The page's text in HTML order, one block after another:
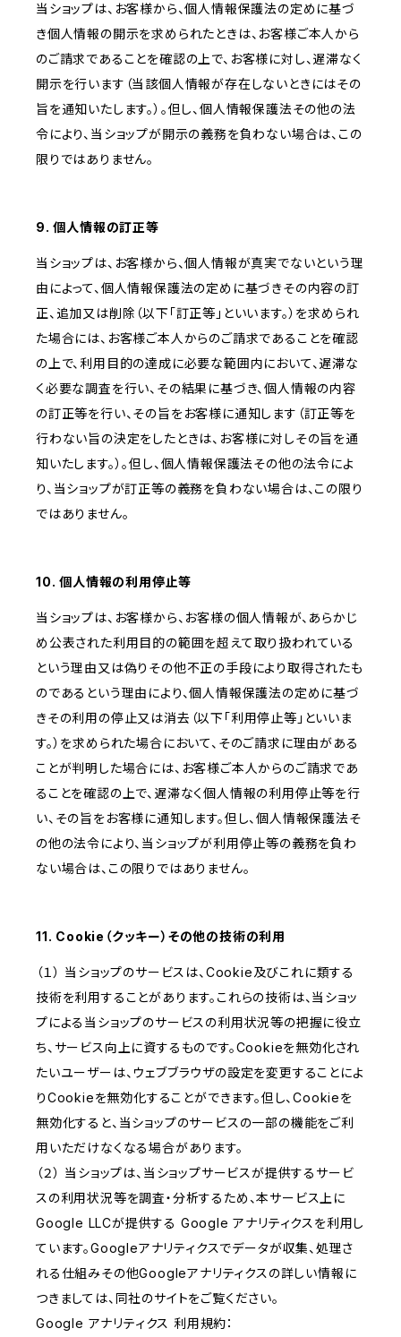
当ショップは、お客様から、個人情報保護法の定めに基づ
き個人情報の開示を求められたときは、お客様ご本人から
のご請求であることを確認の上で、お客様に対し、遅滞なく
開示を行います（当該個人情報が存在しないときにはその
旨を通知いたします。）。但し、個人情報保護法その他の法
令により、当ショップが開示の義務を負わない場合は、この
限りではありません。
9. 個人情報の訂正等
当ショップは、お客様から、個人情報が真実でないという理
由によって、個人情報保護法の定めに基づきその内容の訂
正、追加又は削除（以下「訂正等」といいます。）を求められ
た場合には、お客様ご本人からのご請求であることを確認
の上で、利用目的の達成に必要な範囲内において、遅滞な
く必要な調査を行い、その結果に基づき、個人情報の内容
の訂正等を行い、その旨をお客様に通知します（訂正等を
行わない旨の決定をしたときは、お客様に対しその旨を通
知いたします。）。但し、個人情報保護法その他の法令によ
り、当ショップが訂正等の義務を負わない場合は、この限り
ではありません。
10. 個人情報の利用停止等
当ショップは、お客様から、お客様の個人情報が、あらかじ
め公表された利用目的の範囲を超えて取り扱われている
という理由又は偽りその他不正の手段により取得されたも
のであるという理由により、個人情報保護法の定めに基づ
きその利用の停止又は消去（以下「利用停止等」といいま
す。）を求められた場合において、そのご請求に理由がある
ことが判明した場合には、お客様ご本人からのご請求であ
ることを確認の上で、遅滞なく個人情報の利用停止等を行
い、その旨をお客様に通知します。但し、個人情報保護法そ
の他の法令により、当ショップが利用停止等の義務を負わ
ない場合は、この限りではありません。
11. Cookie（クッキー）その他の技術の利用
（１） 当ショップのサービスは、Cookie及びこれに類する
技術を利用することがあります。これらの技術は、当ショッ
プによる当ショップのサービスの利用状況等の把握に役立
ち、サービス向上に資するものです。Cookieを無効化され
たいユーザーは、ウェブブラウザの設定を変更することによ
りCookieを無効化することができます。但し、Cookieを
無効化すると、当ショップのサービスの一部の機能をご利
用いただけなくなる場合があります。
（２） 当ショップは、当ショップサービスが提供するサービ
スの利用状況等を調査・分析するため、本サービス上に
Google LLCが提供する Google アナリティクスを利用し
ています。Googleアナリティクスでデータが収集、処理さ
れる仕組みその他Googleアナリティクスの詳しい情報に
つきましては、同社のサイトをご覧ください。
Google アナリティクス 利用規約：